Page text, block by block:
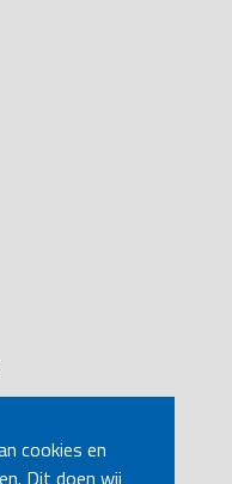
cookies en
Dit doen wij